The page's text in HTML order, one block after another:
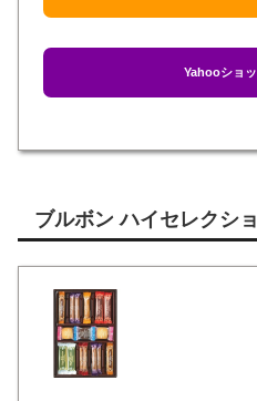
Yahooショ
ブルボン ハイセレクシ